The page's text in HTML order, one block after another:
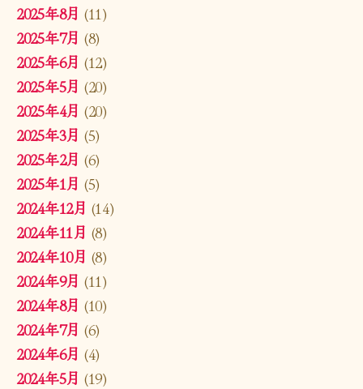
2025年8月 (11)
2025年7月 (8)
2025年6月 (12)
2025年5月 (20)
2025年4月 (20)
2025年3月 (5)
2025年2月 (6)
2025年1月 (5)
2024年12月 (14)
2024年11月 (8)
2024年10月 (8)
2024年9月 (11)
2024年8月 (10)
2024年7月 (6)
2024年6月 (4)
2024年5月 (19)